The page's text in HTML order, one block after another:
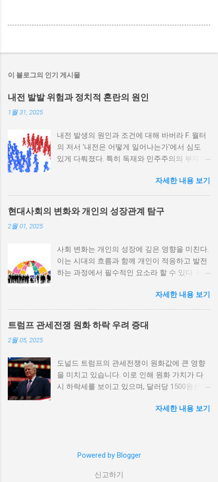
이 블로그의 인기 게시물
내전 발발 위험과 정치적 혼란의 원인
1월 31, 2025
내전 발생의 원인과 조건에 대해 바버라 F. 월터
의 저서 '내전은 어떻게 일어나는가'에서 심도
있게 다뤄졌다. 특히 독재와 민주주의의 부재가
정치적 파벌화와 경제·군사 체제의 불안정성이
내전의 촉매제가 된다는 사실은 우리에게 중요
한 교훈을 준다. 정치적 불안정성과 내전 발발
위험 정치적 불안정성은 내전 발발의 핵심 요인
적 갈등이 심화되고, 이로 인해 내전의 위험이
증가한다. 이와 같은 경우, 국민들은 정부에 대
한 불만을 느끼고, 체제 전복을 위해 무장 세력
역사적으로도 정치적 불안정성이 높은 국가에
서는 종종 내전이 발발했던 예가 많다. 이러한
비극적인 상황을 방지하기 위해서는 먼저 정치
한 원인 중 하나는 경제적 불균형이다. 경제가
일부 계층에 의해 독점되고, 대다수의 국민이 경
제적 불안정과 빈곤 속에서 고통받게 되면, 사회
적 불만이 쌓이기 마련이다. 이와 같은 경제적
하며, 사회적 불안이 증대할 경우 시민들은 무장
적 불균형을 해소하기 위해서는 공정한 세제 정
자세한 내용 보기
현대사회의 변화와 개인의 성장관계 탐구
2월 01, 2025
사회 변화는 개인의 성장에 깊은 영향을 미친다.
이는 시대의 흐름과 함께 개인이 적응하고 발전
하는 과정에서 필수적인 요소라 할 수 있다. 따
탐구하는 것이 필요하다. 사회 변화의 의미와 구
조 사회 변화란 특정 사회의 구조, 문화, 가치관
등이 시간이 지남에 따라 변화하는 과정을 의미
한다. 이러한 변화는 다양한 요인에 의해 발생할
이루어진다. 예를 들어, 산업 혁명은 사람들이
일하는 방식과 생활 방식을 완전히 변화시켰다.
이에 따라 개인의 역할과 목표 또한 변화할 수밖
로운 기회를 창출한다. 예를 들어, 정보통신기술
다. 이러한 변화는 개인이 자신의 전문성을 더욱
넓힐 수 있는 장점을 제공하며, 다양한 문화와
자세한 내용 보기
트럼프 관세전쟁 원화 하락 우려 증대
2월 05, 2025
도널드 트럼프의 관세전쟁이 원화값에 큰 영향
을 미치고 있습니다. 이로 인해 원화 가치가 다
시 하락세를 보이고 있으며, 달러당 1500원선이
이러한 경제적 변화가 앞으로 어떻게 전개될지
는 미국의 제조업을 보호하기 위해 중국과 다른
습니다. 이러한 조치는 단기적으로는 미국 내 제
자세한 내용 보기
Powered by Blogger
신고하기